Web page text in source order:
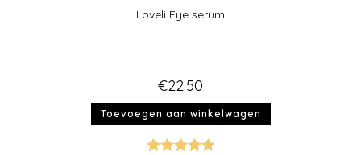
Loveli Eye serum
€22.50
Toevoegen aan winkelwagen